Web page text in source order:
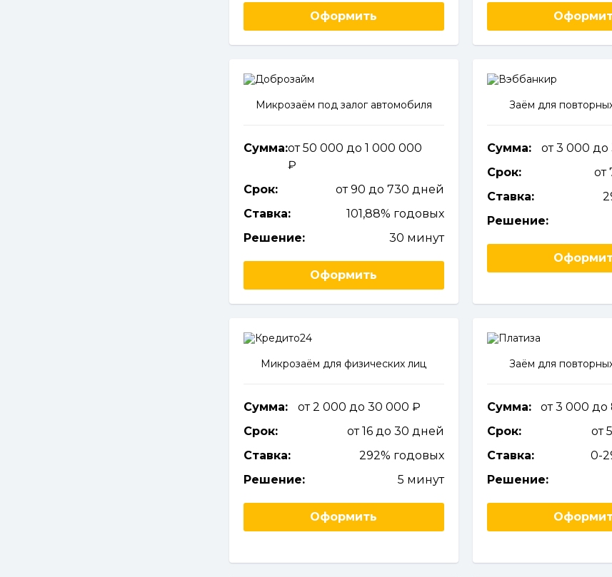
Оформить
Микрозаём под залог автомобиля
Сумма:от 50 000 до 1 000 000
Срок:
от 90 до 730 дней
Ставка:
101,88% годовых
Решение:
30 минут
Оформить
Заём для
Сумма:
от 3 000
Срок:
от
Ставка:
Решение:
Микрозаём для физических лиц
Сумма:
от 2 000 до 30 000
Срок:
от 16 до 30 дней
Ставка:
292% годовых
Решение:
5 минут
Оформить
Заём для
Сумма:
от 3 000 до
Срок:
от
Ставка:
0-
Решение: